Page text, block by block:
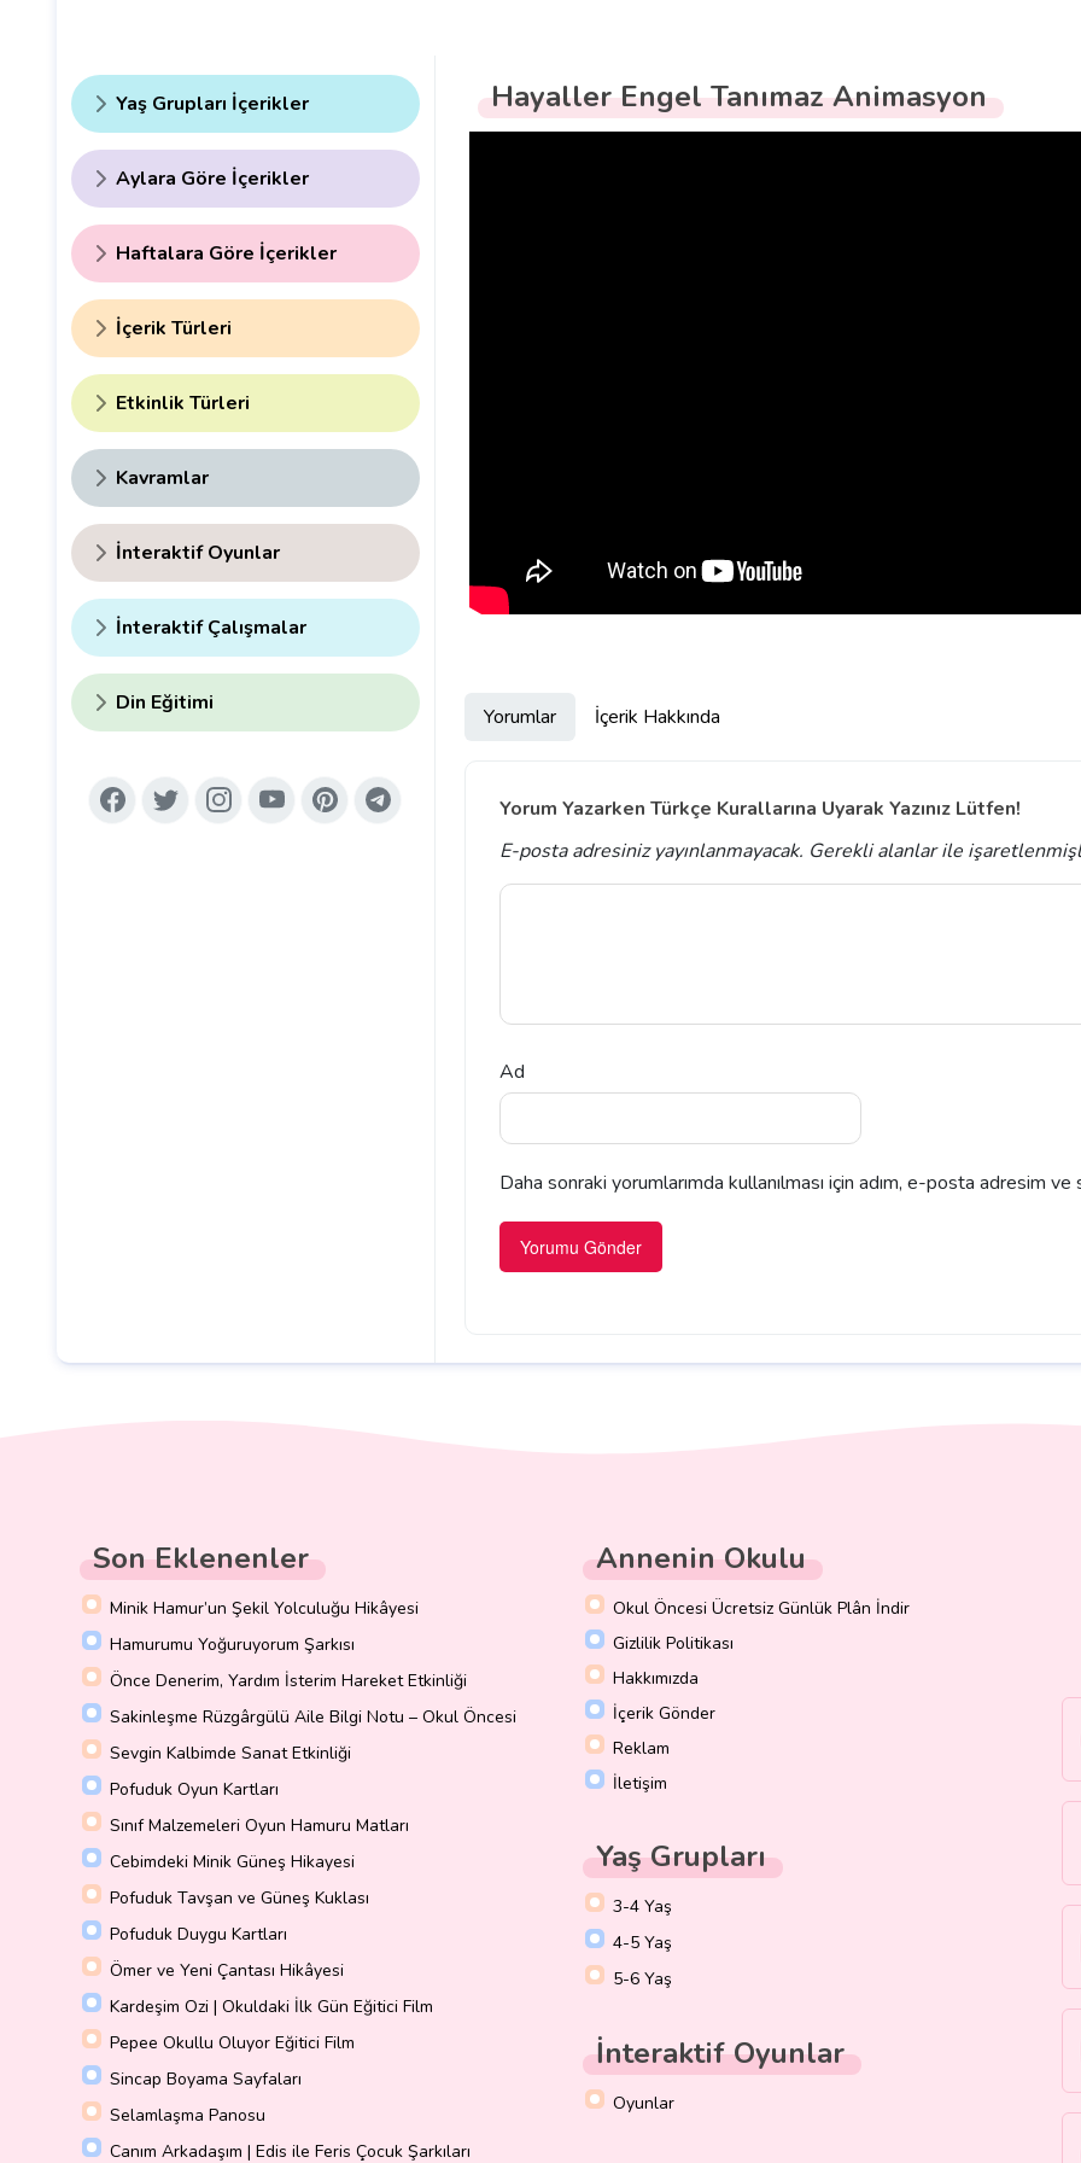
Yaş Grupları İçerikler
Aylara Göre İçerikler
Haftalara Göre İçerikler
İçerik Türleri
Etkinlik Türleri
Kavramlar
İnteraktif Oyunlar
İnteraktif Çalışmalar
Din Eğitimi
Hayaller Engel Tanımaz Animasyon
Yorumlar İçerik Hakkında
Yorum Yazarken Türkçe Kurallarına Uyarak Yazınız Lütfen!
E-posta adresiniz yayınlanmayacak. Gerekli alanlarile
Ad
Daha sonraki yorumlarımda kullanılması için adım, e-posta adresim
Son Eklenenler
Minik Hamur’un Şekil Yolculuğu Hikâyesi
Hamurumu Yoğuruyorum Şarkısı
Önce Denerim, Yardım İsterim Hareket Etkinliği
Sakinleşme Rüzgârgülü Aile Bilgi Notu – Okul Öncesi
Sevgin Kalbimde Sanat Etkinliği
Pofuduk Oyun Kartları
Sınıf Malzemeleri Oyun Hamuru Matları
Cebimdeki Minik Güneş Hikayesi
Pofuduk Tavşan ve Güneş Kuklası
Pofuduk Duygu Kartları
Ömer ve Yeni Çantası Hikâyesi
Kardeşim Ozi | Okuldaki İlk Gün Eğitici Film
Pepee Okullu Oluyor Eğitici Film
Sincap Boyama Sayfaları
Selamlaşma Panosu
Canım Arkadaşım | Edis ile Feris Çocuk Şarkıları
Annenin Okulu
Okul Öncesi Ücretsiz Günlük Plân İndir
Gizlilik Politikası
Hakkımızda
İçerik Gönder
Reklam
İletişim
Yaş Grupları
3-4 Yaş
4-5 Yaş
5-6 Yaş
İnteraktif Oyunlar
Oyunlar